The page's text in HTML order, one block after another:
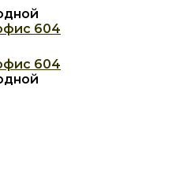
604
604